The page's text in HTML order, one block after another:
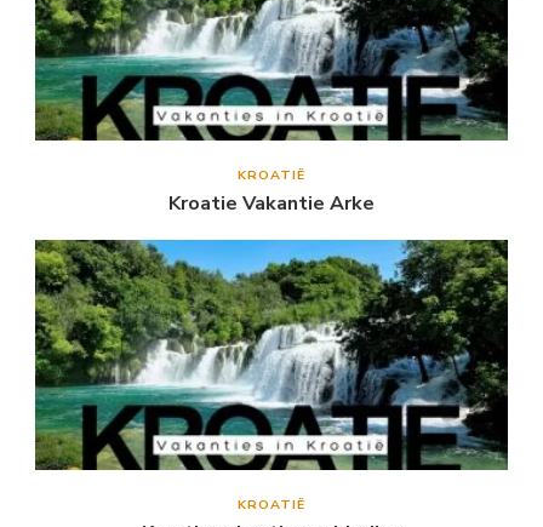
KROATIË
Kroatie Vakantie Arke
KROATIË